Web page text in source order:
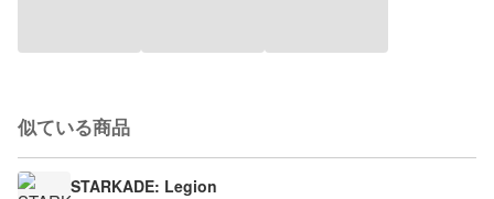
似ている商品
STARKADE: Legion